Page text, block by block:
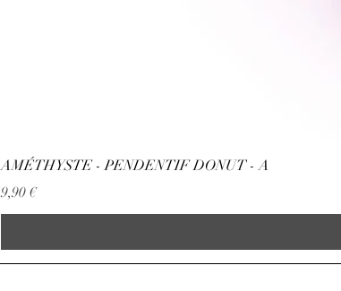
AMÉTHYSTE - PENDENTIF DONUT - A
Preis
9,90 €